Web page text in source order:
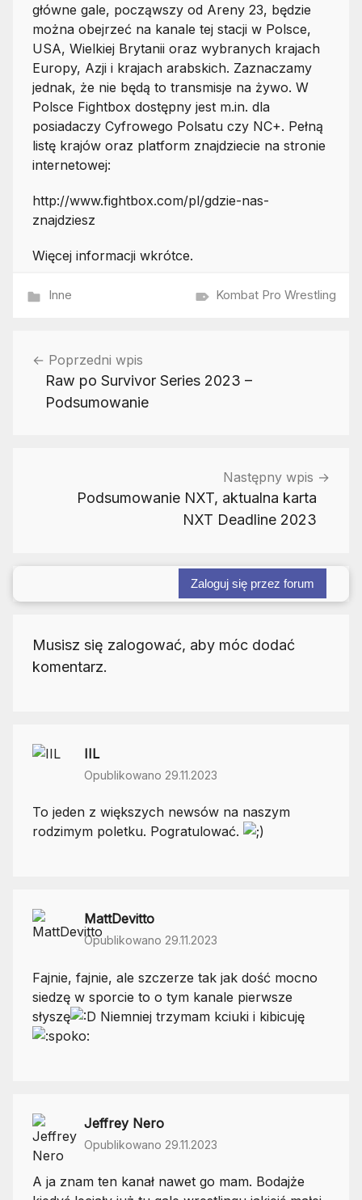
główne gale, począwszy od Areny 23, będzie
można obejrzeć na kanale tej stacji w Polsce,
USA, Wielkiej Brytanii oraz wybranych krajach
Europy, Azji i krajach arabskich. Zaznaczamy
jednak, że nie będą to transmisje na żywo. W
Polsce Fightbox dostępny jest m.in. dla
posiadaczy Cyfrowego Polsatu czy NC+. Pełną
listę krajów oraz platform znajdziecie na stronie
internetowej:
http://www.fightbox.com/pl/gdzie-nas-
znajdziesz
Więcej informacji wkrótce.
Inne Kombat Pro Wrestling
wpisu
Poprzedni wpis
Raw po Survivor Series 2023 –
Podsumowanie
Następny wpis
Podsumowanie NXT, aktualna karta
NXT Deadline 2023
Zaloguj się przez forum
Musisz się zalogować, aby móc dodać
komentarz.
IIL
Opublikowano 29.11.2023
To jeden z większych newsów na naszym
rodzimym poletku. Pogratulować.
MattDevitto
Opublikowano 29.11.2023
Fajnie, fajnie, ale szczerze tak jak dość mocno
siedzę w sporcie to o tym kanale pierwsze
słyszę
Niemniej trzymam kciuki i kibicuję
Jeffrey Nero
Opublikowano 29.11.2023
A ja znam ten kanał nawet go mam. Bodajże